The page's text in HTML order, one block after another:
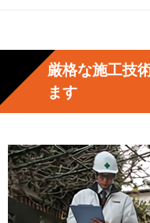
厳格な施工技
ます